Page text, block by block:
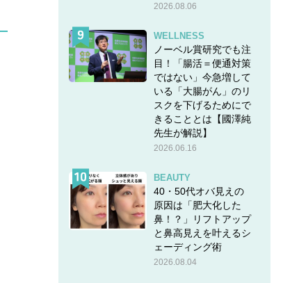
2026.08.06
WELLNESS
ノーベル賞研究でも注
目！「腸活＝便通対策
ではない」今急増して
いる「大腸がん」のリ
スクを下げるためにで
きることとは【國澤純
先生が解説】
2026.06.16
BEAUTY
40・50代オバ見えの
原因は「肥大化した
鼻！？」リフトアップ
と鼻高見えを叶えるシ
ェーディング術
2026.08.04